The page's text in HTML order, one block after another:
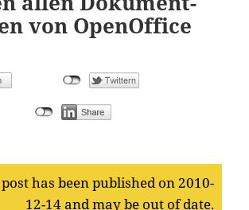
von OpenOffice
has been published on 2010-
12-14 and may be out of date.